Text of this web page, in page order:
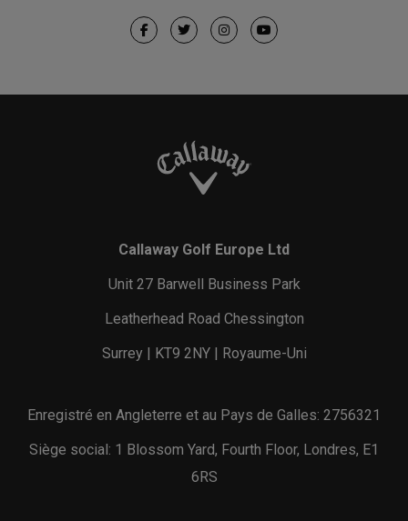
Callaway Golf Europe Ltd
Unit 27 Barwell Business Park
Leatherhead Road Chessington
Surrey | KT9 2NY | Royaume-Uni
Enregistré en Angleterre et au Pays de Galles: 2756321
Siège social: 1 Blossom Yard, Fourth Floor, Londres, E1
6RS